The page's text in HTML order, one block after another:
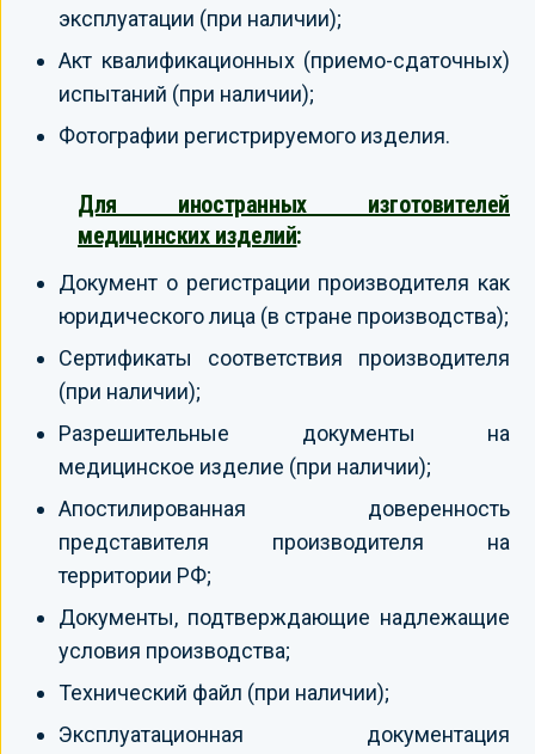
эксплуатации (при наличии);
Акт квалификационных (приемо-сдаточных)
испытаний (при наличии);
Фотографии регистрируемого изделия.
Для иностранных изготовителей
медицинских изделий:
Документ о регистрации производителя как
юридического лица (в стране производства);
Сертификаты соответствия производителя
(при наличии);
Разрешительные документы на
медицинское изделие (при наличии);
Апостилированная доверенность
представителя производителя на
территории РФ;
Документы, подтверждающие надлежащие
условия производства;
Технический файл (при наличии);
Эксплуатационная документация